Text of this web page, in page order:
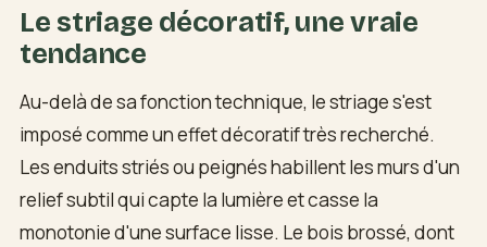
Le striage décoratif, une vraie
tendance
Au-delà de sa fonction technique, le striage s'est
imposé comme un effet décoratif très recherché.
Les enduits striés ou peignés habillent les murs d'un
relief subtil qui capte la lumière et casse la
monotonie d'une surface lisse. Le bois brossé, dont